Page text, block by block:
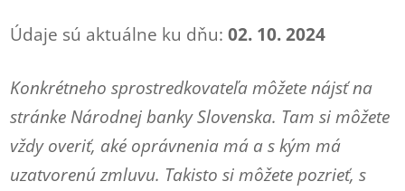
Údaje sú aktuálne ku dňu:02. 10. 2024
Konkrétneho sprostredkovateľa môžete nájsť na
stránke Národnej banky Slovenska. Tam si môžete
vždy overiť, aké oprávnenia má a s kým má
uzatvorenú zmluvu. Takisto si môžete pozrieť, s